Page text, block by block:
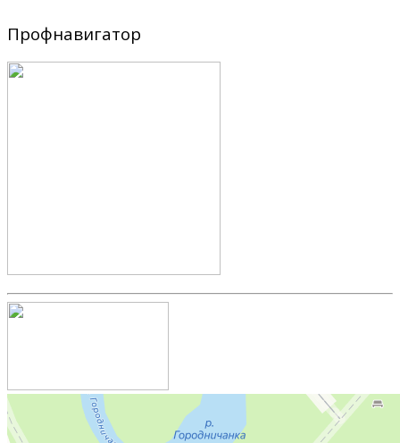
Профнавигатор